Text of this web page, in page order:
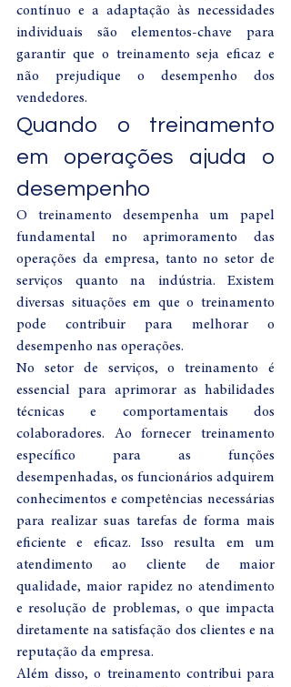
contínuo e a adaptação às necessidades
individuais são elementos-chave para
garantir que o treinamento seja eficaz e
não prejudique o desempenho dos
vendedores.
Quando o treinamento
em operações ajuda o
desempenho
O treinamento desempenha um papel
fundamental no aprimoramento das
operações da empresa, tanto no setor de
serviços quanto na indústria. Existem
diversas situações em que o treinamento
pode contribuir para melhorar o
desempenho nas operações.
No setor de serviços, o treinamento é
essencial para aprimorar as habilidades
técnicas e comportamentais dos
colaboradores. Ao fornecer treinamento
específico para as funções
desempenhadas, os funcionários adquirem
conhecimentos e competências necessárias
para realizar suas tarefas de forma mais
eficiente e eficaz. Isso resulta em um
atendimento ao cliente de maior
qualidade, maior rapidez no atendimento
e resolução de problemas, o que impacta
diretamente na satisfação dos clientes e na
reputação da empresa.
Além disso, o treinamento contribui para